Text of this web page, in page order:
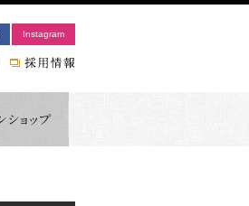
Instagram